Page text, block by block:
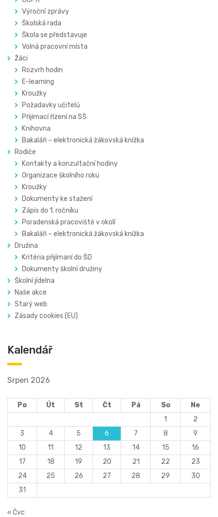
Výroční zprávy
Školská rada
Škola se představuje
Volná pracovní místa
Žáci
Rozvrh hodin
E-learning
Kroužky
Požadavky učitelů
Přijímací řízení na SŠ
Knihovna
Bakaláři – elektronická žákovská knížka
Rodiče
Kontakty a konzultační hodiny
Organizace školního roku
Kroužky
Dokumenty ke stažení
Zápis do 1. ročníku
Poradenská pracoviště v okolí
Bakaláři – elektronická žákovská knížka
Družina
Kritéria přijímaní do ŠD
Dokumenty školní družiny
Školní jídelna
Naše akce
Starý web
Zásady cookies (EU)
Kalendář
Srpen 2026
Po Út St Čt Pá So
Ne
1
2
3
4 5 6 7 8
9
10
11 12 13 14 15
16
17
18 19 20 21 22
23
24
25 26 27 28 29
30
31
« Čvc